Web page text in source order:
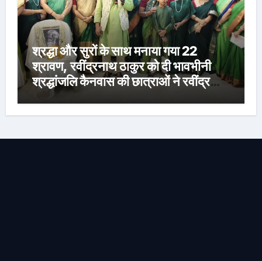
श्रद्धा और सुरों के साथ मनाया गया 22
श्रावण, रवींद्रनाथ ठाकुर को दी भावभीनी
श्रद्धांजलि कैनवास की छात्राओं ने रवींद्र
बांधा समां